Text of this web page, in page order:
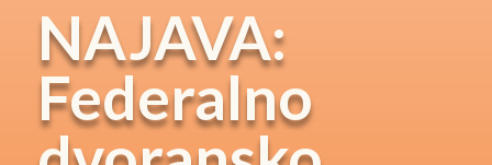
NAJAVA:
Federalno